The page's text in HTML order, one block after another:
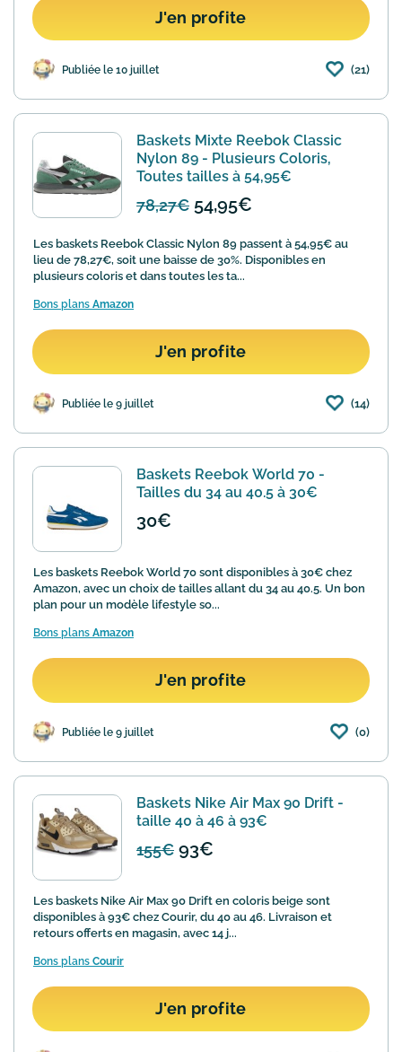
J'en profite
Publiée le 10 juillet (21)
Baskets Mixte Reebok Classic
Nylon 89 - Plusieurs Coloris,
Toutes tailles à 54,95€
78,27€ 54,95€
Les baskets Reebok Classic Nylon 89 passent à 54,95€ au
lieu de 78,27€, soit une baisse de 30%. Disponibles en
plusieurs coloris et dans toutes les ta...
Bons plans Amazon
J'en profite
Publiée le 9 juillet (14)
Baskets Reebok World 70 -
Tailles du 34 au 40.5 à 30€
30€
Les baskets Reebok World 70 sont disponibles à 30€ chez
Amazon, avec un choix de tailles allant du 34 au 40.5. Un bon
plan pour un modèle lifestyle so...
Bons plans Amazon
J'en profite
Publiée le 9 juillet (0)
Baskets Nike Air Max 90 Drift -
taille 40 à 46 à 93€
155€ 93€
Les baskets Nike Air Max 90 Drift en coloris beige sont
disponibles à 93€ chez Courir, du 40 au 46. Livraison et
retours offerts en magasin, avec 14 j...
Bons plans Courir
J'en profite